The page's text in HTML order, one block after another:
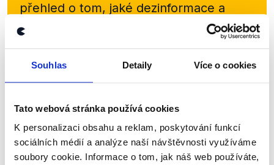
Souhlas Detaily Více o cookies
Tato webová stránka používá cookies
K personalizaci obsahu a reklam, poskytování funkcí
sociálních médií a analýze naší návštěvnosti využíváme
soubory cookie. Informace o tom, jak náš web používáte,
přehled o tom, jaké dezinformace a
nepravdy se zrovna v Česku šíří.
Newsletter WhatsApp
Sociální sítě
Nenechte si ujít nejnovější události